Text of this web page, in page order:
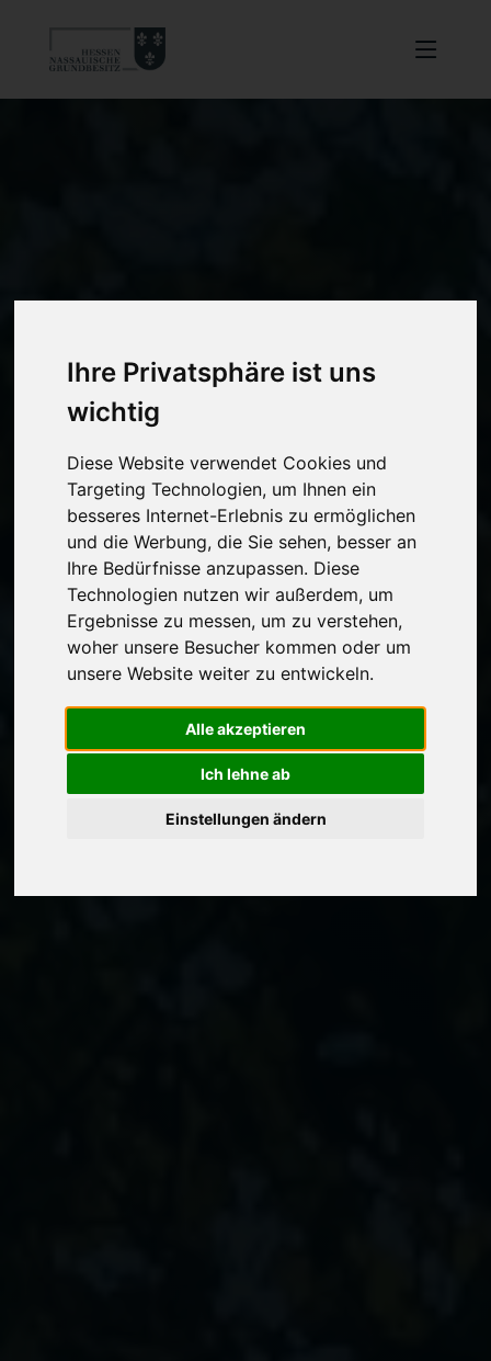
Ihre Privatsphäre ist uns
wichtig
Diese Website verwendet Cookies und
Targeting Technologien, um Ihnen ein
besseres Internet-Erlebnis zu ermöglichen
und die Werbung, die Sie sehen, besser an
Ihre Bedürfnisse anzupassen. Diese
Technologien nutzen wir außerdem, um
Ergebnisse zu messen, um zu verstehen,
woher unsere Besucher kommen oder um
unsere Website weiter zu entwickeln.
Alle akzeptieren
Ich lehne ab
Einstellungen ändern